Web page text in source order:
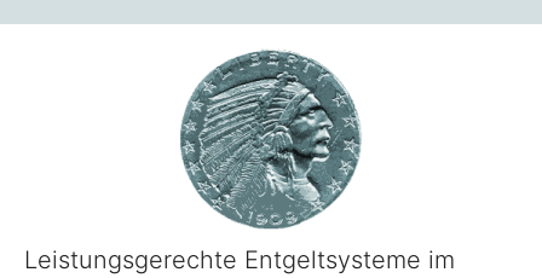
Leistungsgerechte Entgeltsysteme im